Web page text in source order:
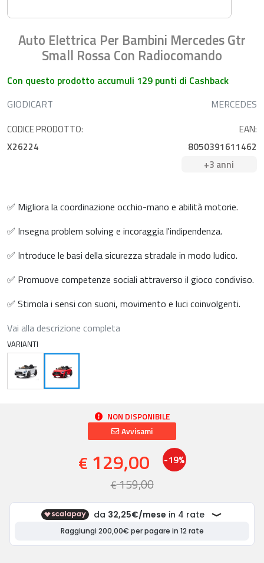
Auto Elettrica Per Bambini Mercedes Gtr
Small Rossa Con Radiocomando
Con questo prodotto accumuli 129 punti di Cashback
GIODICART
MERCEDES
CODICE PRODOTTO:
X26224
EAN:
8050391611462
+3 anni
✅ Migliora la coordinazione occhio-mano e abilità motorie.
✅ Insegna problem solving e incoraggia l'indipendenza.
✅ Introduce le basi della sicurezza stradale in modo ludico.
✅ Promuove competenze sociali attraverso il gioco condiviso.
✅ Stimola i sensi con suoni, movimento e luci coinvolgenti.
Vai alla descrizione completa
VARIANTI
NON DISPONIBILE
Avvisami
€ 129,00 -19%
€159,00